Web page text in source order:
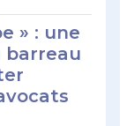
» : une